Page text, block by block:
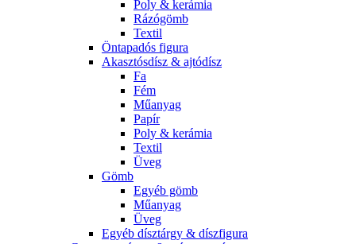
Poly & kerámia
Rázógömb
Textil
Öntapadós figura
Akasztósdísz & ajtódísz
Fa
Fém
Műanyag
Papír
Poly & kerámia
Textil
Üveg
Gömb
Egyéb gömb
Műanyag
Üveg
Egyéb dísztárgy & díszfigura